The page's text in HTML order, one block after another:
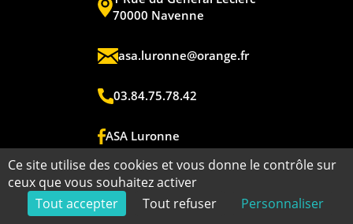
70000 Navenne
asa.luronne@orange.fr
03.84.75.78.42
ASA Luronne
Copyright ©2026 - ASA Luronne - Tous droits réservés - Réalisation
Torop.Net - Site mis à jour avecWSB-Mentions légales-Plan du site
Ce site utilise des cookies et vous donne le contrôle sur
ceux que vous souhaitez activer
Tout accepter
Tout refuser Personnaliser